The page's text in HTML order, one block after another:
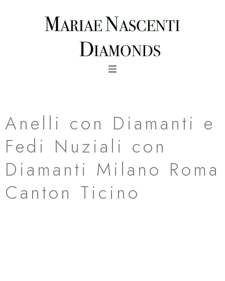
Anelli con Diamanti e
Fedi Nuziali con
Diamanti Milano Roma
Canton Ticino